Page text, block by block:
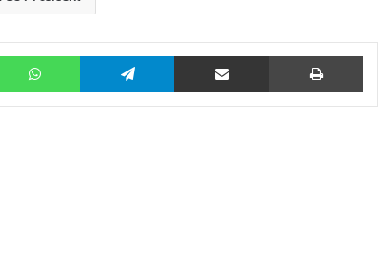
WhatsApp Telegram Share via Email Print